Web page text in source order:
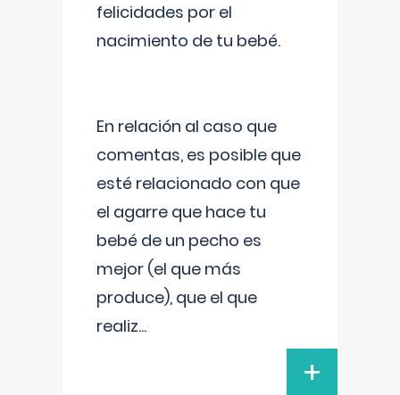
felicidades por el
nacimiento de tu bebé.
En relación al caso que
comentas, es posible que
esté relacionado con que
el agarre que hace tu
bebé de un pecho es
mejor (el que más
produce), que el que
realiz...
+